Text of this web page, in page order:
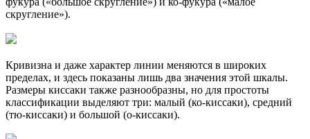
скругление»).
Кривизна и даже характер линии меняются в широких
пределах, и здесь показаны лишь два значения этой шкалы.
Размеры киссаки также разнообразны, но для простоты
классификации выделяют три: малый (ко-киссаки), средний
(тю-киссаки) и большой (о-киссаки).